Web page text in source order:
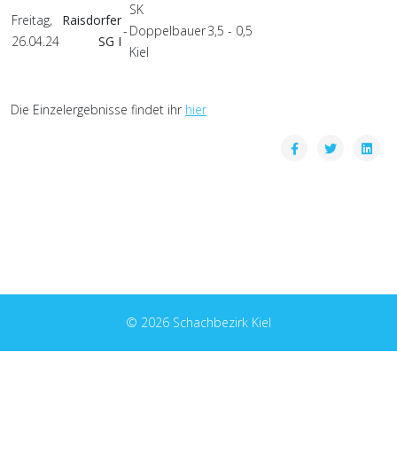
Freitag,
26.04.24
Raisdorfer
SG I
-
SK
Doppelbauer
Kiel
3,5 - 0,5
Die Einzelergebnisse findet ihr hier
© 2026 Schachbezirk Kiel